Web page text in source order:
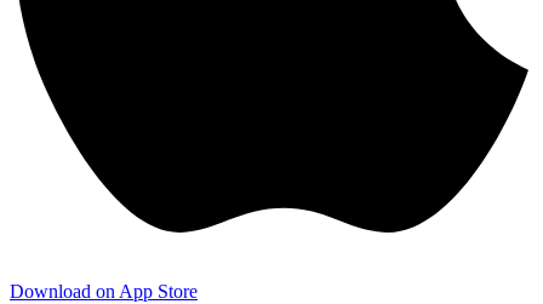
Download on App Store